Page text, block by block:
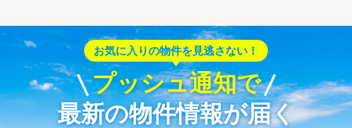
お気に入りの物件を見逃さない！
プッシュ通知で
最新の物件情報が届く